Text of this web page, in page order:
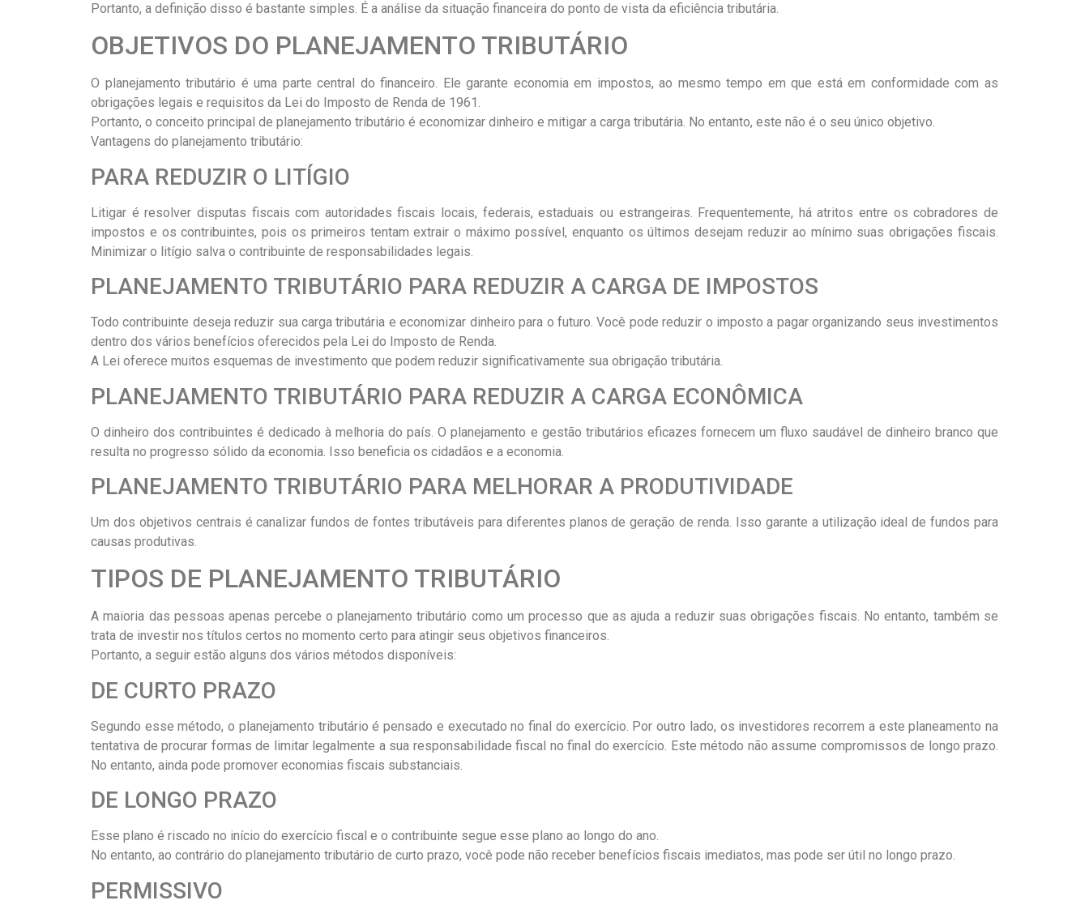
Portanto, a definição disso é bastante simples. É a análise da situação financeira do ponto de vista da eficiência tributária.
OBJETIVOS DO PLANEJAMENTO TRIBUTÁRIO
O planejamento tributário é uma parte central do financeiro. Ele garante economia em impostos, ao mesmo tempo em que está em conformidade com as
obrigações legais e requisitos da Lei do Imposto de Renda de 1961.
Portanto, o conceito principal de planejamento tributário é economizar dinheiro e mitigar a carga tributária. No entanto, este não é o seu único objetivo.
Vantagens do planejamento tributário:
PARA REDUZIR O LITÍGIO
Litigar é resolver disputas fiscais com autoridades fiscais locais, federais, estaduais ou estrangeiras. Frequentemente, há atritos entre os cobradores de
impostos e os contribuintes, pois os primeiros tentam extrair o máximo possível, enquanto os últimos desejam reduzir ao mínimo suas obrigações fiscais.
Minimizar o litígio salva o contribuinte de responsabilidades legais.
PLANEJAMENTO TRIBUTÁRIO PARA REDUZIR A CARGA DE IMPOSTOS
Todo contribuinte deseja reduzir sua carga tributária e economizar dinheiro para o futuro. Você pode reduzir o imposto a pagar organizando seus investimentos
dentro dos vários benefícios oferecidos pela Lei do Imposto de Renda.
A Lei oferece muitos esquemas de investimento que podem reduzir significativamente sua obrigação tributária.
PLANEJAMENTO TRIBUTÁRIO PARA REDUZIR A CARGA ECONÔMICA
O dinheiro dos contribuintes é dedicado à melhoria do país. O planejamento e gestão tributários eficazes fornecem um fluxo saudável de dinheiro branco que
resulta no progresso sólido da economia. Isso beneficia os cidadãos e a economia.
PLANEJAMENTO TRIBUTÁRIO PARA MELHORAR A PRODUTIVIDADE
Um dos objetivos centrais é canalizar fundos de fontes tributáveis ​​para diferentes planos de geração de renda. Isso garante a utilização ideal de fundos para
causas produtivas.
TIPOS DE PLANEJAMENTO TRIBUTÁRIO
A maioria das pessoas apenas percebe o planejamento tributário como um processo que as ajuda a reduzir suas obrigações fiscais. No entanto, também se
trata de investir nos títulos certos no momento certo para atingir seus objetivos financeiros.
Portanto, a seguir estão alguns dos vários métodos disponíveis:
DE CURTO PRAZO
Segundo esse método, o planejamento tributário é pensado e executado no final do exercício. Por outro lado, os investidores recorrem a este planeamento na
tentativa de procurar formas de limitar legalmente a sua responsabilidade fiscal no final do exercício. Este método não assume compromissos de longo prazo.
No entanto, ainda pode promover economias fiscais substanciais.
DE LONGO PRAZO
Esse plano é riscado no início do exercício fiscal e o contribuinte segue esse plano ao longo do ano.
No entanto, ao contrário do planejamento tributário de curto prazo, você pode não receber benefícios fiscais imediatos, mas pode ser útil no longo prazo.
PERMISSIVO